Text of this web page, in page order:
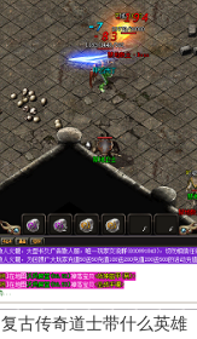
复古传奇道士带什么英雄